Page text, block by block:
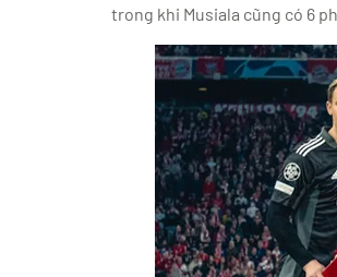
trong khi Musiala cũng có 6